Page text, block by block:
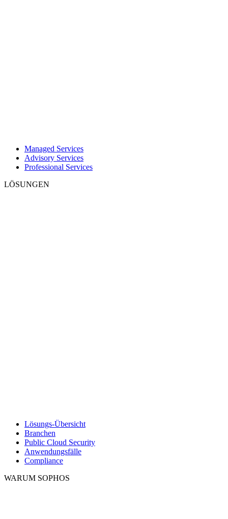
Managed Services
Advisory Services
Professional Services
LÖSUNGEN
Lösungs-Übersicht
Branchen
Public Cloud Security
Anwendungsfälle
Compliance
WARUM SOPHOS